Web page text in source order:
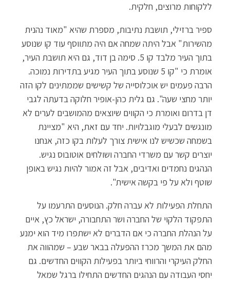
ללקוחות מרוצים, חלקית.
ספיר ברזילי, תושבת נתיבות, מספרת שהיא "מאוד נהנית
מהשירות" אבל היתה שמחה אם היה מתווסף עוד קו שנוסע
בתוך העיר מלבד קו 5. סימה בן דוד, גם היא תושבת העיר,
אומרת כי "קו 5 שנוסע בתוך העיר מגיע בתדירות נמוכה.
הרבה פעמים יש אוכלוסייה של קשישים שממתינים לקו הזה
יותר מחצי שעה". גם גלית כהן-אופיר חלוקה בדעתה לגבי
דן בדרום ואומרת כי הקווים שיוצאים מהמושבים לערים לא
מונגשים לבעלי מוגבלויות. יחד עם זאת, היא "מציינת
בשמחה שכשיש לנו אישית צורך לעלות בקו כזה, אנחנו
יוצרים קשר עם משרדי החברה ושולחים אוטובוס נגיש.
הנהגים נחמדים ואדיבים, אבל זה אמור להיות נגיש באופן
שוטף ולא על פי בקשה אישית".
התחלת הפעילות לא עברה חלק. הנוסעים התרעמו על
התפקוד הלקוי של החברה ושר התחבורה, ישראל כץ, איים
על הנהלת החברה כי אם הדברים לא ישתפרו מיד הוא ימנע
מהם את המשך מכרז ההפעלה בבאר שבע – שמהווה את
החלק העיקרי והרווחי ביותר בפעילות הקווים החדשים. גם
יחסי העבודה עם הנהגים החדשים התחילו ברגל שמאל